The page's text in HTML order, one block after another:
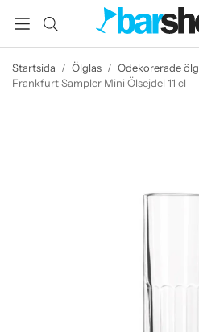
Startsida / Ölglas / Odekorerade
Frankfurt Sampler Mini Ölsejdel 11 cl